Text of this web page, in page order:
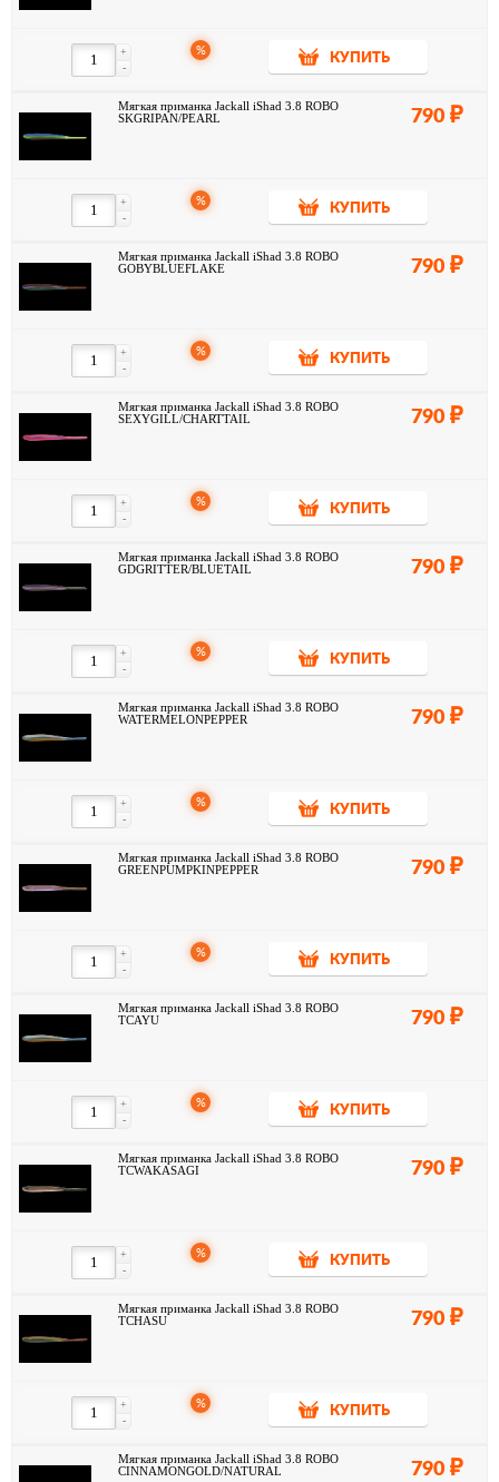
-
+ %
КУПИТЬ
Мягкая приманка Jackall iShad 3.8 ROBO
SKGRIPAN/PEARL
790
-
+ %
КУПИТЬ
Мягкая приманка Jackall iShad 3.8 ROBO
GOBYBLUEFLAKE
790
-
+ %
КУПИТЬ
Мягкая приманка Jackall iShad 3.8 ROBO
SEXYGILL/CHARTTAIL
790
-
+ %
КУПИТЬ
Мягкая приманка Jackall iShad 3.8 ROBO
GDGRITTER/BLUETAIL
790
-
+ %
КУПИТЬ
Мягкая приманка Jackall iShad 3.8 ROBO
WATERMELONPEPPER
790
-
+ %
КУПИТЬ
Мягкая приманка Jackall iShad 3.8 ROBO
GREENPUMPKINPEPPER
790
-
+ %
КУПИТЬ
Мягкая приманка Jackall iShad 3.8 ROBO
TCAYU
790
-
+ %
КУПИТЬ
Мягкая приманка Jackall iShad 3.8 ROBO
TCWAKASAGI
790
-
+ %
КУПИТЬ
Мягкая приманка Jackall iShad 3.8 ROBO
TCHASU
790
-
+ %
КУПИТЬ
Мягкая приманка Jackall iShad 3.8 ROBO
CINNAMONGOLD/NATURAL
790